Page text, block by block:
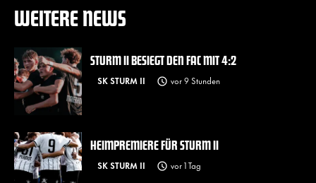
WEITERE NEWS
STURM II BESIEGT DEN FAC MIT 4:2
SK STURM II vor 9 Stunden
HEIMPREMIERE FÜR STURM II
SK STURM II vor 1 Tag